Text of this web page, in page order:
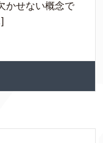
かせない概念で